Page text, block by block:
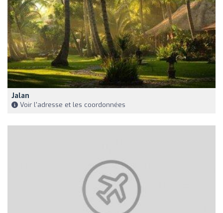
Jalan
Voir l'adresse et les coordonnées